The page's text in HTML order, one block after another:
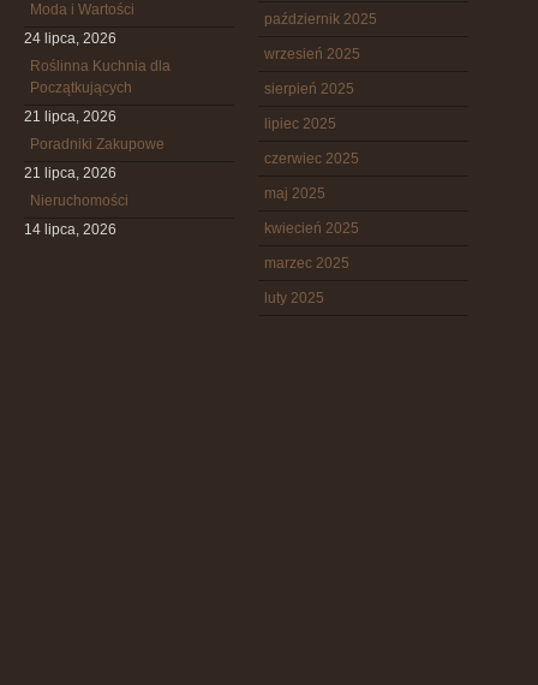
Moda i Wartości
24 lipca, 2026
Roślinna Kuchnia dla
Początkujących
21 lipca, 2026
Poradniki Zakupowe
21 lipca, 2026
Nieruchomości
14 lipca, 2026
październik 2025
wrzesień 2025
sierpień 2025
lipiec 2025
czerwiec 2025
maj 2025
kwiecień 2025
marzec 2025
luty 2025